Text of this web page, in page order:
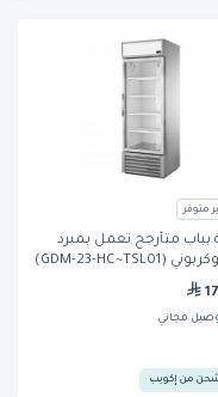
متوفر
بباب متأرجح تعمل بمبرد
هيدروكربوني (GDM-23-HC~TSL01)
مجاني
من إكويب